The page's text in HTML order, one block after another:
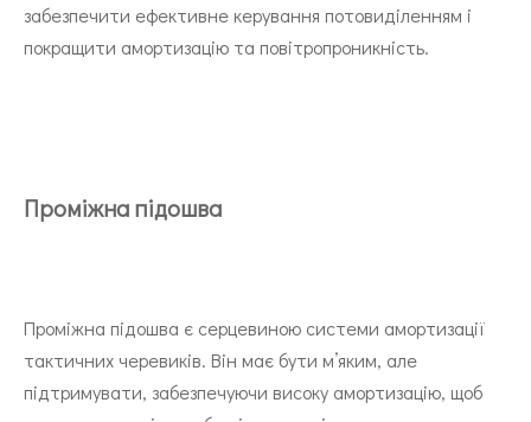
забезпечити ефективне керування потовиділенням і
покращити амортизацію та повітропроникність.
Проміжна підошва
Проміжна підошва є серцевиною системи амортизації
тактичних черевиків. Він має бути м’яким, але
підтримувати, забезпечуючи високу амортизацію, щоб